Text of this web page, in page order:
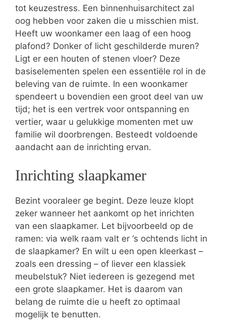
tot keuzestress. Een binnenhuisarchitect zal
oog hebben voor zaken die u misschien mist.
Heeft uw woonkamer een laag of een hoog
plafond? Donker of licht geschilderde muren?
Ligt er een houten of stenen vloer? Deze
basiselementen spelen een essentiële rol in de
beleving van de ruimte. In een woonkamer
spendeert u bovendien een groot deel van uw
tijd; het is een vertrek voor ontspanning en
vertier, waar u gelukkige momenten met uw
familie wil doorbrengen. Besteedt voldoende
aandacht aan de inrichting ervan.
Inrichting slaapkamer
Bezint vooraleer ge begint. Deze leuze klopt
zeker wanneer het aankomt op het inrichten
van een slaapkamer. Let bijvoorbeeld op de
ramen: via welk raam valt er ‘s ochtends licht in
de slaapkamer? En wilt u een open kleerkast –
zoals een dressing – of liever een klassiek
meubelstuk? Niet iedereen is gezegend met
een grote slaapkamer. Het is daarom van
belang de ruimte die u heeft zo optimaal
mogelijk te benutten.